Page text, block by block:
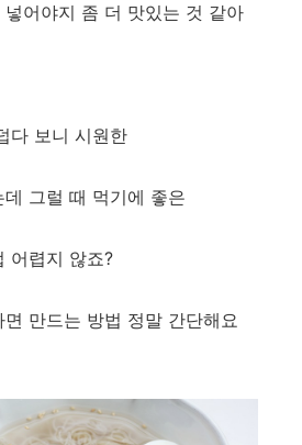
어야지 좀 더 맛있는 것 같아
다 보니 시원한
그럴 때 먹기에 좋은
어렵지 않죠?
만드는 방법 정말 간단해요